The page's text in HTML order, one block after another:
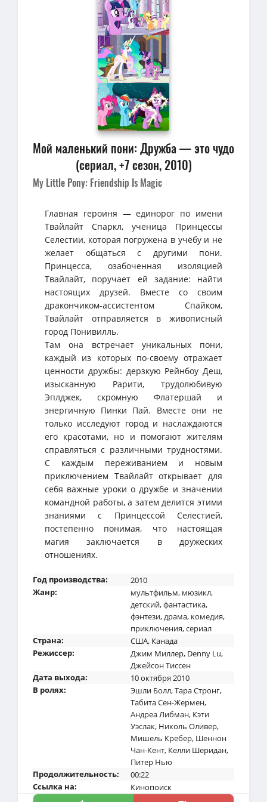
Мой маленький пони: Дружба — это чудо
(сериал, +7 сезон, 2010)
My Little Pony: Friendship Is Magic
Главная героиня — единорог по имени
Твайлайт Спаркл, ученица Принцессы
Селестии, которая погружена в учёбу и не
желает общаться с другими пони.
Принцесса, озабоченная изоляцией
Твайлайт, поручает ей задание: найти
настоящих друзей. Вместе со своим
дракончиком-ассистентом Спайком,
Твайлайт отправляется в живописный
город Понивилль.
Там она встречает уникальных пони,
каждый из которых по-своему отражает
ценности дружбы: дерзкую Рейнбоу Деш,
изысканную Рарити, трудолюбивую
Эплджек, скромную Флатершай и
энергичную Пинки Пай. Вместе они не
только исследуют город и наслаждаются
его красотами, но и помогают жителям
справляться с различными трудностями.
С каждым переживанием и новым
приключением Твайлайт открывает для
себя важные уроки о дружбе и значении
командной работы, а затем делится этими
знаниями с Принцессой Селестией,
постепенно понимая, что настоящая
магия заключается в дружеских
отношениях.
Год производства:
2010
Жанр:
мультфильм, мюзикл,
детский,фантастика,
фэнтези,драма, комедия,
приключения,сериал
Страна:
США, Канада
Режиссер:
Джим Миллер, Denny Lu,
Джейсон Тиссен
Дата выхода:
10 октября 2010
В ролях:
Эшли Болл,Тара Стронг,
Табита Сен-Жермен,
Андреа Либман, Кэти
Уэслак, Николь Оливер,
Мишель Кребер, Шеннон
Чан-Кент, Келли Шеридан,
Питер Нью
Продолжительность:
00:22
Ссылка на:
Кинопоиск